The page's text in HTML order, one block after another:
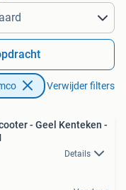
Verwijder filters
- Geel Kenteken -
Details